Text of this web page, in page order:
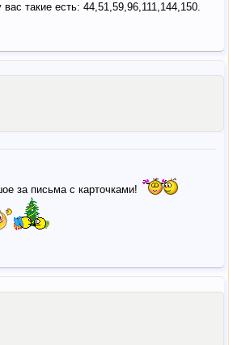
такие есть: 44,51,59,96,111,144,150.
за письма с карточками!